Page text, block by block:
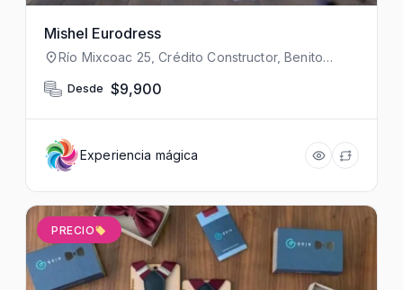
Mishel Eurodress
Río Mixcoac 25, Crédito Constructor, Benito
México
Desde $9,900
Experiencia mágica
PRECIO